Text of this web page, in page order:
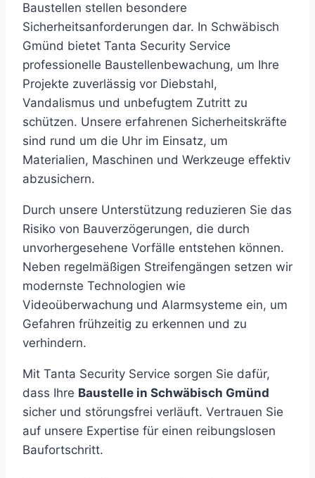
Baustellen stellen besondere
Sicherheitsanforderungen dar. In Schwäbisch
Gmünd bietet Tanta Security Service
professionelle Baustellenbewachung, um Ihre
Projekte zuverlässig vor Diebstahl,
Vandalismus und unbefugtem Zutritt zu
schützen. Unsere erfahrenen Sicherheitskräfte
sind rund um die Uhr im Einsatz, um
Materialien, Maschinen und Werkzeuge effektiv
abzusichern.
Durch unsere Unterstützung reduzieren Sie das
Risiko von Bauverzögerungen, die durch
unvorhergesehene Vorfälle entstehen können.
Neben regelmäßigen Streifengängen setzen wir
modernste Technologien wie
Videoüberwachung und Alarmsysteme ein, um
Gefahren frühzeitig zu erkennen und zu
verhindern.
Mit Tanta Security Service sorgen Sie dafür,
dass Ihre Baustelle in Schwäbisch Gmünd
sicher und störungsfrei verläuft. Vertrauen Sie
auf unsere Expertise für einen reibungslosen
Baufortschritt.